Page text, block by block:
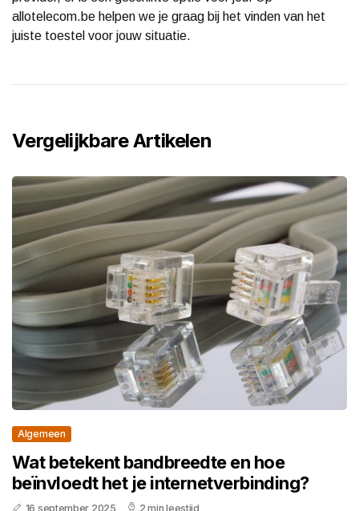
allotelecom.be helpen we je graag bij het vinden van het
juiste toestel voor jouw situatie.
Vergelijkbare Artikelen
Algemeen
Wat betekent bandbreedte en hoe
beïnvloedt het je internetverbinding?
16 september 2025 2 min leestijd